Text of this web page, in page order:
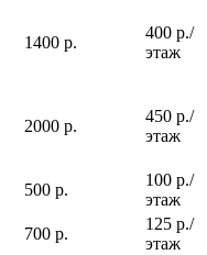
1400 р.
400 р./
этаж
2000 р.
450 р./
этаж
500 р.
100 р./
этаж
700 р.
125 р./
этаж